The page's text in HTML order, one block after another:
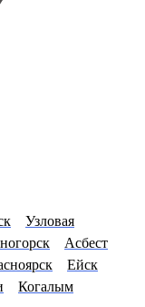
Узловая
Асбест
Ейск
Когалым